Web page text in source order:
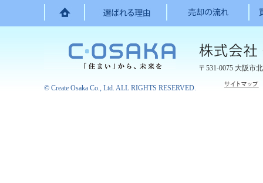
〒531-0075 大阪市
© Create Osaka Co., Ltd. ALL RIGHTS RESERVED.